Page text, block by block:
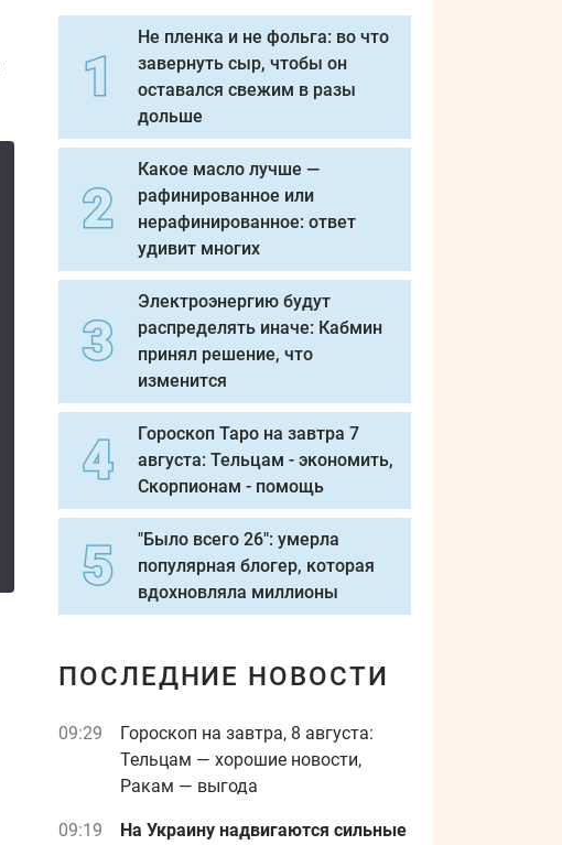
Не пленка и не фольга: во что
завернуть сыр, чтобы он
оставался свежим в разы
дольше
Какое масло лучше —
рафинированное или
нерафинированное: ответ
удивит многих
Электроэнергию будут
распределять иначе: Кабмин
принял решение, что
изменится
Гороскоп Таро на завтра 7
августа: Тельцам - экономить,
Скорпионам - помощь
"Было всего 26": умерла
популярная блогер, которая
вдохновляла миллионы
ПОСЛЕДНИЕ НОВОСТИ
09:29
Гороскоп на завтра, 8 августа:
Тельцам — хорошие новости,
Ракам — выгода
09:19
На Украину надвигаются сильные